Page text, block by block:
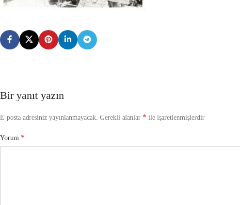
Bir yanıt yazın
E-posta adresiniz yayınlanmayacak. Gerekli alanlar * ile işaretlenmişlerdir
Yorum *